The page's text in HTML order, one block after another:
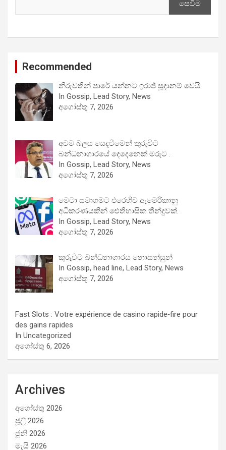
සෙවීම
Recommended
නිරුවතින් පාරේ යන්නට ඉරාජ් සූදානම් වෙයි.
In Gossip, Lead Story, News
අගෝස්තු 7, 2026
අවම බලය යෙදවීමෙන් කුරුවිට
බන්ධනාගාරයේ දෙදෙනෙක් මරුට .
In Gossip, Lead Story, News
අගෝස්තු 7, 2026
මෙටා සමාගමට එරෙහිව ඇමෙරිකානු
අධිකරණයකින් ඓතිහාසික තීන්දුවක්.
In Gossip, Lead Story, News
අගෝස්තු 7, 2026
කුරුවිට බන්ධනාගාරය නොසන්සුන්
In Gossip, head line, Lead Story, News
අගෝස්තු 7, 2026
Fast Slots : Votre expérience de casino rapide‑fire pour
des gains rapides
In Uncategorized
අගෝස්තු 6, 2026
Archives
අගෝස්තු 2026
ජූලි 2026
ජූනි 2026
මැයි 2026